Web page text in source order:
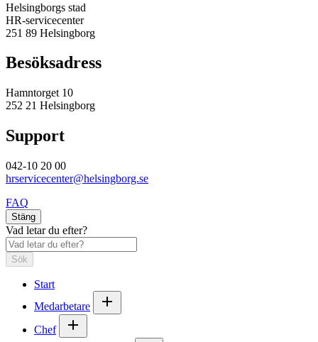
Helsingborgs stad
HR-servicecenter
251 89 Helsingborg
Besöksadress
Hamntorget 10
252 21 Helsingborg
Support
042-10 20 00
hrservicecenter@helsingborg.se
FAQ
Stäng
Vad letar du efter?
Sök
Start
Medarbetare
Chef